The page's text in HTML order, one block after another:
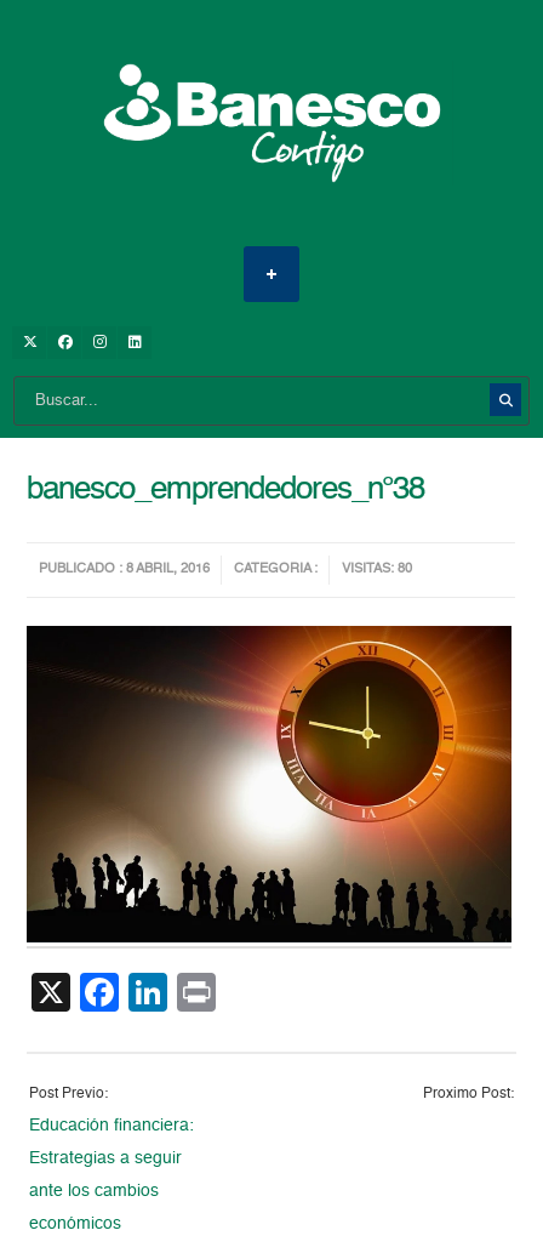
banesco_emprendedores_n°38
PUBLICADO : 8 ABRIL, 2016 CATEGORIA : VISITAS: 80
X Facebook
LinkedIn
Post Previo:
Educación financiera:
Estrategias a seguir
ante los cambios
económicos
Proximo Post: